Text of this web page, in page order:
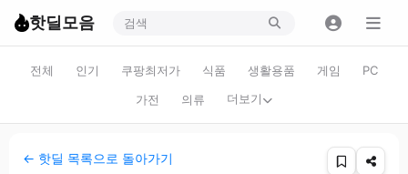
핫딜모음
전체 인기 쿠팡최저가 식품 생활용품 게임
PC
가전
의류 더보기
← 핫딜 목록으로 돌아가기